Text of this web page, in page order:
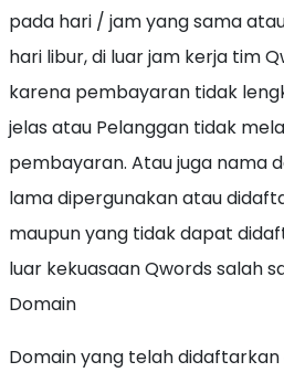
pada hari / jam yang sama
hari libur, di luar jam kerja tim
karena pembayaran tidak
jelas atau Pelanggan tidak
pembayaran. Atau juga nama
lama dipergunakan atau
maupun yang tidak dapat
luar kekuasaan Qwords salah
Domain
Domain yang telah didaftarkan